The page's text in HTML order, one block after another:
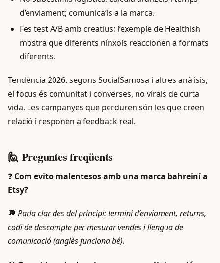
d’enviament; comunica’ls a la marca.
Fes test A/B amb creatius: l’exemple de Healthish
mostra que diferents nínxols reaccionen a formats
diferents.
Tendència 2026: segons SocialSamosa i altres anàlisis,
el focus és comunitat i converses, no virals de curta
vida. Les campanyes que perduren són les que creen
relació i responen a feedback real.
🙋 Preguntes freqüents
❓ Com evito malentesos amb una marca bahreiní a
Etsy?
💬 Parla clar des del principi: termini d’enviament, returns,
codi de descompte per mesurar vendes i llengua de
comunicació (anglès funciona bé).